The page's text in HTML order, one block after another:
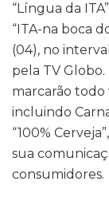
“Língua da
“ITA-na boca
(04), no
pela TV
marcarão todo
incluindo
“100%
sua
consumidores.